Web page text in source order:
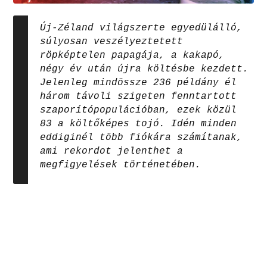
Új-Zéland világszerte egyedülálló,
súlyosan veszélyeztetett
röpképtelen papagája, a kakapó,
négy év után újra költésbe kezdett.
Jelenleg mindössze 236 példány él
három távoli szigeten fenntartott
szaporítópopulációban, ezek közül
83 a költőképes tojó. Idén minden
eddiginél több fiókára számítanak,
ami rekordot jelenthet a
megfigyelések történetében.